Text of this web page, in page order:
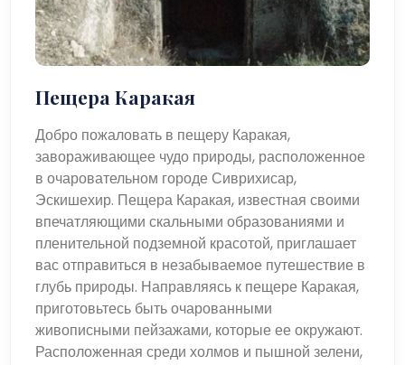
Пещера Каракая
Добро пожаловать в пещеру Каракая,
завораживающее чудо природы, расположенное
в очаровательном городе Сиврихисар,
Эскишехир. Пещера Каракая, известная своими
впечатляющими скальными образованиями и
пленительной подземной красотой, приглашает
вас отправиться в незабываемое путешествие в
глубь природы. Направляясь к пещере Каракая,
приготовьтесь быть очарованными
живописными пейзажами, которые ее окружают.
Расположенная среди холмов и пышной зелени,